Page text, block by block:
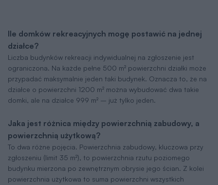
Ile domków rekreacyjnych mogę postawić na jednej
działce?
Liczba budynków rekreacji indywidualnej na zgłoszenie jest
ograniczona. Na każde pełne 500 m² powierzchni działki może
przypadać maksymalnie jeden taki budynek. Oznacza to, że na
działce o powierzchni 1200 m² można wybudować dwa takie
domki, ale na działce 999 m² – już tylko jeden.
Jaka jest różnica między powierzchnią zabudowy, a
powierzchnią użytkową?
To dwa różne pojęcia. Powierzchnia zabudowy, kluczowa przy
zgłoszeniu (limit 35 m²), to powierzchnia rzutu poziomego
budynku mierzona po zewnętrznym obrysie jego ścian. Z kolei
powierzchnia użytkowa to suma powierzchni wszystkich